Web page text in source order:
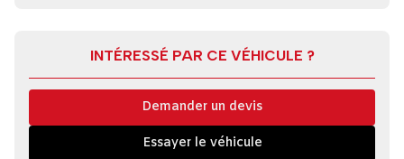
INTÉRESSÉ PAR CE VÉHICULE ?
Demander un devis
Essayer le véhicule